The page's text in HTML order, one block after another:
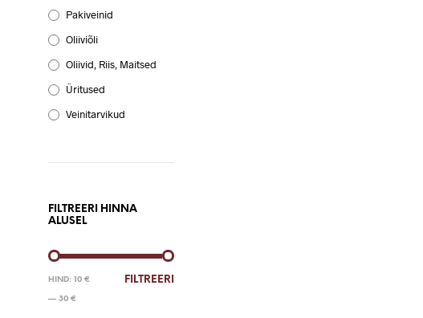
Pakiveinid
Oliiviõli
Oliivid, Riis, Maitsed
Üritused
Veinitarvikud
FILTREERI HINNA
ALUSEL
MINIMAALNE
HIND
MAKSIMAALNE
HIND
FILTREERI
HIND: 10 €
— 30 €